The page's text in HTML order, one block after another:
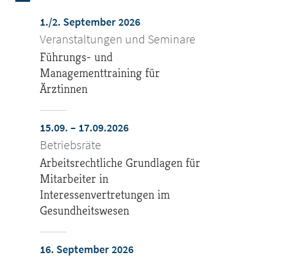
1./2. September 2026
Veranstaltungen und Seminare
Führungs- und
Managementtraining für
Ärztinnen
15.09. – 17.09.2026
Betriebsräte
Arbeitsrechtliche Grundlagen für
Mitarbeiter in
Interessenvertretungen im
Gesundheitswesen
16. September 2026